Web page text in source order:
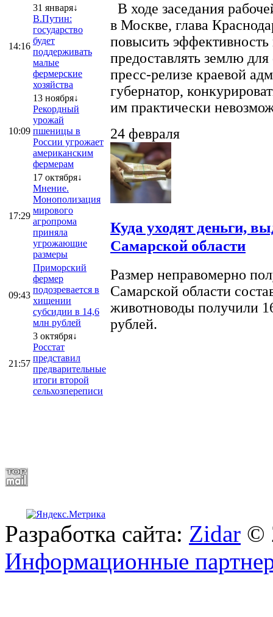
14:16
31 января↓
В.Путин:
государство
будет
поддерживать
малые
фермерские
хозяйства
10:09
13 ноября↓
Рекордный
урожай
пшеницы в
России угрожает
американским
фермерам
17:29
17 октября↓
Мнение.
Монополизация
мирового
агропрома
приняла
угрожающие
размеры
09:43
Приморский
фермер
подозревается в
хищении
субсидии в 14,6
млн рублей
21:57
3 октября↓
Росстат
представил
предварительные
итоги второй
сельхозпереписи
В ходе заседания
в Москве, глава
повысить эффективность
предоставлять землю
пресс-релизе краевой
губернатор,
им практически
24 февраля
Куда уходят деньги,
Самарской области
Размер неправомерно
Самарской области
животноводы получили
рублей.
Разработка сайта: Zidar ©
Информационные